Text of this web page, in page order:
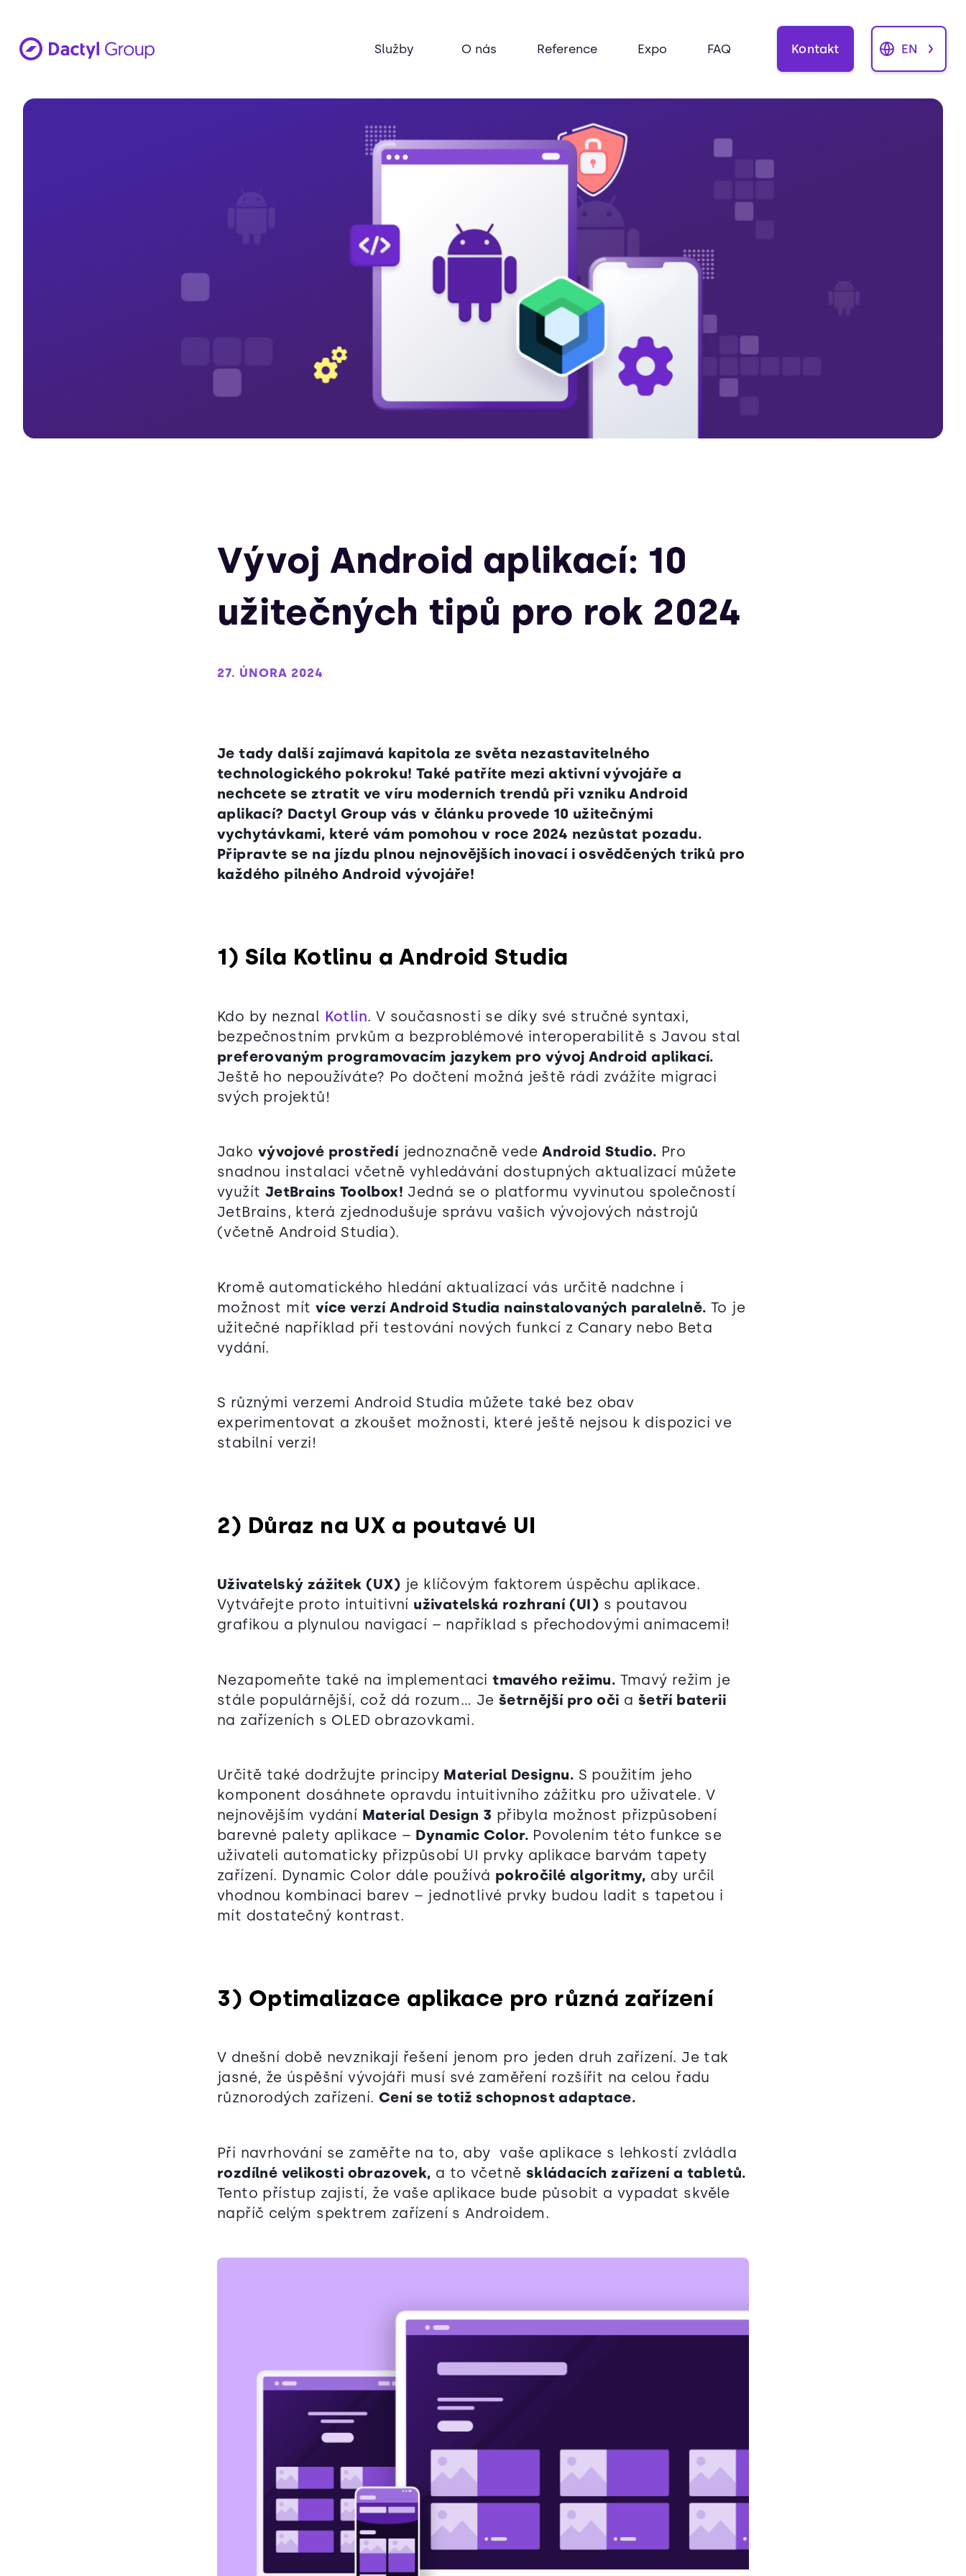
Služby O nás Reference Expo FAQ Kontakt EN
Vývoj Android aplikací: 10
užitečných tipů pro rok 2024
27. ÚNORA 2024
Je tady další zajímavá kapitola ze světa nezastavitelného
technologického pokroku! Také patříte mezi aktivní vývojáře a
nechcete se ztratit ve víru moderních trendů při vzniku Android
aplikací? Dactyl Group vás v článku provede 10 užitečnými
vychytávkami, které vám pomohou v roce 2024 nezůstat pozadu.
Připravte se na jízdu plnou nejnovějších inovací i osvědčených triků pro
každého pilného Android vývojáře!
1) Síla Kotlinu a Android Studia
Kdo by neznal Kotlin. V současnosti se díky své stručné syntaxi,
bezpečnostním prvkům a bezproblémové interoperabilitě s Javou stal
preferovaným programovacím jazykem pro vývoj Android aplikací.
Ještě ho nepoužíváte? Po dočtení možná ještě rádi zvážíte migraci
svých projektů!
Jako vývojové prostředíjednoznačně vedeAndroid Studio. Pro
snadnou instalaci včetně vyhledávání dostupných aktualizací můžete
využít JetBrains Toolbox! Jedná se o platformu vyvinutou společností
JetBrains, která zjednodušuje správu vašich vývojových nástrojů
(včetně Android Studia).
Kromě automatického hledání aktualizací vás určitě nadchne i
možnost mít více verzí Android Studia nainstalovaných paralelně. To je
užitečné například při testování nových funkcí z Canary nebo Beta
vydání.
S různými verzemi Android Studia můžete také bez obav
experimentovat a zkoušet možnosti, které ještě nejsou k dispozici ve
stabilní verzi!
2) Důraz na UX a poutavé UI
Uživatelský zážitek (UX) je klíčovým faktorem úspěchu aplikace.
Vytvářejte proto intuitivní uživatelská rozhraní (UI) s poutavou
grafikou a plynulou navigací – například s přechodovými animacemi!
Nezapomeňte také na implementacitmavého režimu. Tmavý režim je
stále populárnější, což dá rozum… Je šetrnější pro oči a šetří baterii
na zařízeních s OLED obrazovkami.
Určitě také dodržujte principy Material Designu. S použitím jeho
komponent dosáhnete opravdu intuitivního zážitku pro uživatele. V
nejnovějším vydání Material Design 3 přibyla možnost přizpůsobení
barevné palety aplikace – Dynamic Color. Povolením této funkce se
uživateli automaticky přizpůsobí UI prvky aplikace barvám tapety
zařízení. Dynamic Color dále používá pokročilé algoritmy, aby určil
vhodnou kombinaci barev – jednotlivé prvky budou ladit s tapetou i
mít dostatečný kontrast.
3) Optimalizace aplikace pro různá zařízení
V dnešní době nevznikají řešení jenom pro jeden druh zařízení. Je tak
jasné, že úspěšní vývojáři musí své zaměření rozšířit na celou řadu
různorodých zařízení. Cení se totiž schopnost adaptace.
Při navrhování se zaměřte na to, aby vaše aplikace s lehkostí zvládla
rozdílné velikosti obrazovek, a to včetně skládacích zařízení a tabletů.
Tento přístup zajistí, že vaše aplikace bude působit a vypadat skvěle
napříč celým spektrem zařízení s Androidem.